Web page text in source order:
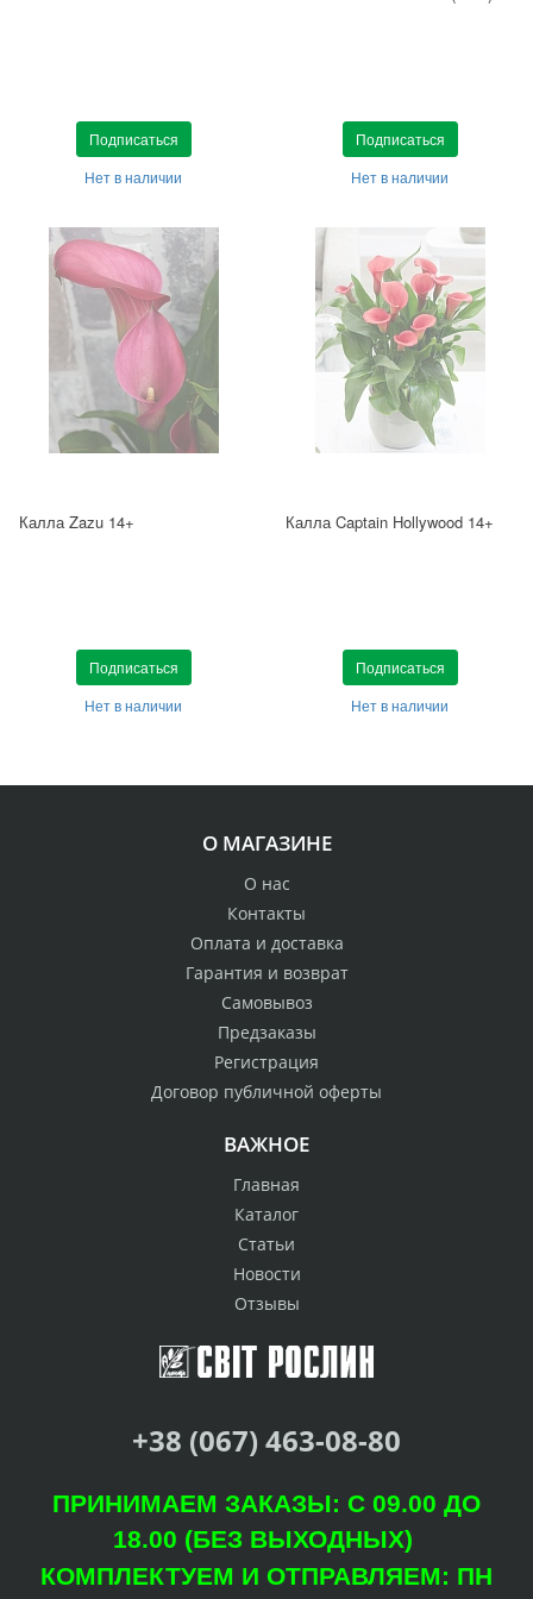
Подписаться
Нет в наличии
Подписаться
Нет в наличии
Калла Zazu 14+
Подписаться
Нет в наличии
Калла Captain Hollywood 14+
Подписаться
Нет в наличии
О МАГАЗИНЕ
О нас
Контакты
Оплата и доставка
Гарантия и возврат
Самовывоз
Предзаказы
Регистрация
Договор публичной оферты
ВАЖНОЕ
Главная
Каталог
Статьи
Новости
Отзывы
+38 (067) 463-08-80
ПРИНИМАЕМ ЗАКАЗЫ: С 09.00 ДО
18.00 (БЕЗ ВЫХОДНЫХ)
КОМПЛЕКТУЕМ И ОТПРАВЛЯЕМ: ПН